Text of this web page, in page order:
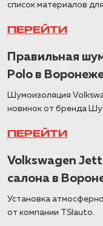
список материалов
ПЕРЕЙТИ
Правильная
Polo в
Шумоизоляция
новинок от бренда
ПЕРЕЙТИ
Volkswagen
салона в
Установка
от компании TSIauto.